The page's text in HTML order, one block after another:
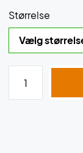
Størrelse